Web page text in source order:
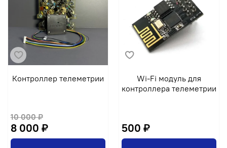
Контроллер телеметрии
10 000 ₽
8 000 ₽
Wi-Fi модуль для
контроллера телеметрии
500 ₽